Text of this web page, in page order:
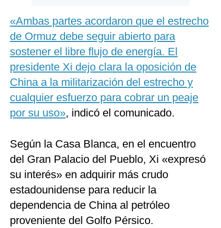
«Ambas partes acordaron que el estrecho
de Ormuz debe seguir abierto para
sostener el libre flujo de energía. El
presidente Xi dejo clara la oposición de
China a la militarización del estrecho y
cualquier esfuerzo para cobrar un peaje
por su uso», indicó el comunicado.
Según la Casa Blanca, en el encuentro
del Gran Palacio del Pueblo, Xi «expresó
su interés» en adquirir más crudo
estadounidense para reducir la
dependencia de China al petróleo
proveniente del Golfo Pérsico.